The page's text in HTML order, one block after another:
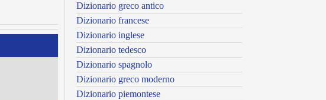
Dizionario greco antico
Dizionario francese
Dizionario inglese
Dizionario tedesco
Dizionario spagnolo
Dizionario greco moderno
Dizionario piemontese